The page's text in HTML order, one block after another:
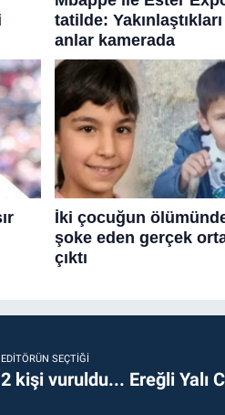
EDITÖRÜN SEÇTIĞI
2 kişi vuruldu... Ereğli Yalı